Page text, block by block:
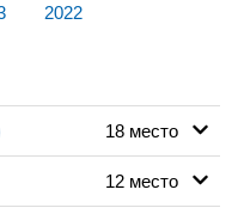
2022
18 место
12 место